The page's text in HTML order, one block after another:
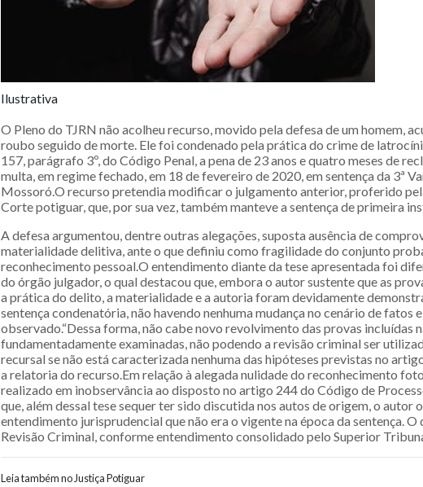
Ilustrativa
O Pleno do TJRN não acolheu recurso, movido pela defesa de um homem,
roubo seguido de morte. Ele foi condenado pela prática do crime de
157, parágrafo 3º, do Código Penal, a pena de 23 anos e quatro meses de
multa, em regime fechado, em 18 de fevereiro de 2020, em sentença da 3ª
Mossoró.O recurso pretendia modificar o julgamento anterior, proferido
Corte potiguar, que, por sua vez, também manteve a sentença de primeira
A defesa argumentou, dentre outras alegações, suposta ausência de
materialidade delitiva, ante o que definiu como fragilidade do conjunto
reconhecimento pessoal.O entendimento diante da tese apresentada foi
do órgão julgador, o qual destacou que, embora o autor sustente que as
a prática do delito, a materialidade e a autoria foram devidamente
sentença condenatória, não havendo nenhuma mudança no cenário de fatos
observado.“Dessa forma, não cabe novo revolvimento das provas incluídas
fundamentadamente examinadas, não podendo a revisão criminal ser
recursal se não está caracterizada nenhuma das hipóteses previstas no
a relatoria do recurso.Em relação à alegada nulidade do reconhecimento
realizado em inobservância ao disposto no artigo 244 do Código de
que, além dessal tese sequer ter sido discutida nos autos de origem, o autor
entendimento jurisprudencial que não era o vigente na época da sentença. O
Revisão Criminal, conforme entendimento consolidado pelo Superior
Leia também no Justiça Potiguar